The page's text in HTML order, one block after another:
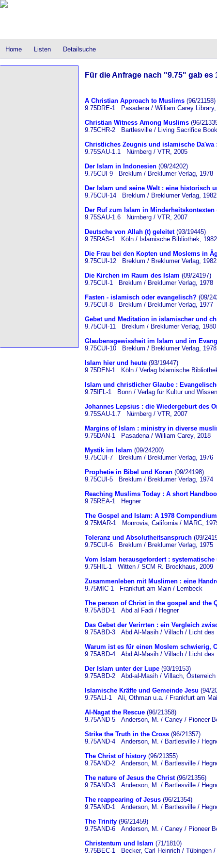
Home Listen Detailsuche
Für die Anfrage nach "9.75" gab es
A Christian Approach to Muslims (96/21158)
9.75DRE-1 Pasadena / William Carey Library,
Christian Witness Among Muslims (96/
9.75CHR-2 Bartlesville / Living Sacrifice
Christliches Zeugnis und islamische
9.75SAU-1.1 Nürnberg / VTR, 2005
Der Islam in Indonesien (09/24202)
9.75CUI-9 Breklum / Breklumer Verlag, 1978
Der Islam und seine Welt : eine historisch
9.75CUI-14 Breklum / Breklumer Verlag, 1982
Der Ruf zum Islam in Minderheitskontexten
9.75SAU-1.6 Nürnberg / VTR, 2007
Deutsche von Allah (t) geleitet(93/19445)
9.75RAS-1 Köln / Islamische Bibliothek, 1982
Die Frau bei den Kopten und Moslems in
9.75CUI-12 Breklum / Breklumer Verlag, 1982
Die Kirchen im Raum des Islam (09/24197)
9.75CUI-1 Breklum / Breklumer Verlag, 1978
Fasten - islamisch oder evangelisch? (09/
9.75CUI-8 Breklum / Breklumer Verlag, 1977
Gebet und Meditation in islamischer und
9.75CUI-11 Breklum / Breklumer Verlag, 1980
Glaubensgewissheit im Islam und im
9.75CUI-10 Breklum / Breklumer Verlag, 1978
Islam hier und heute (93/19447)
9.75DEN-1 Köln / Verlag Islamische
Islam und christlicher Glaube :
9.75IFL-1 Bonn / Verlag für Kultur und
Johannes Lepsius : die Wiedergeburt des
9.75SAU-1.7 Nürnberg / VTR, 2007
Margins of Islam : ministry in diverse
9.75DAN-1 Pasadena / William Carey, 2018
Mystik im Islam (09/24200)
9.75CUI-7 Breklum / Breklumer Verlag, 1976
Prophetie in Bibel und Koran (09/24198)
9.75CUI-5 Breklum / Breklumer Verlag, 1974
Reaching Muslims Today : A short
9.75REA-1 Hegner
The Gospel and Islam: A 1978 Compendium
9.75MAR-1 Monrovia, California / MARC,
Toleranz und Absolutheitsanspruch (09/
9.75CUI-6 Breklum / Breklumer Verlag, 1975
Vom Islam herausgefordert :
9.75HIL-1 Witten / SCM R. Brockhaus, 2009
Zusammenleben mit Muslimen : eine
9.75MIC-1 Frankfurt am Main / Lembeck
The person of Christ in the gospel and the
9.75ABD-1 Abd al Fadi / Hegner
Das Gebet der Verirrten : ein Vergleich
9.75ABD-3 Abd Al-Masih / Villach / Licht des
Warum ist es für einen Moslem schwierig,
9.75ABD-4 Abd Al-Masih / Villach / Licht des
Der Islam unter der Lupe (93/19153)
9.75ABD-2 Abd-al-Masih / Villach,
Islamische Kräfte und Gemeinde Jesu (94/
9.75ALI-1 Ali, Othman u.a. / Frankfurt am
Al-Nagat the Rescue (96/21358)
9.75AND-5 Anderson, M. / Caney / Pioneer
Strike the Truth in the Cross (96/21357)
9.75AND-4 Anderson, M. / Bartlesville /
The Christ of history (96/21355)
9.75AND-2 Anderson, M. / Bartlesville /
The nature of Jesus the Christ(96/21356)
9.75AND-3 Anderson, M. / Bartlesville /
The reappearing of Jesus (96/21354)
9.75AND-1 Anderson, M. / Bartlesville /
The Trinity (96/21459)
9.75AND-6 Anderson, M. / Caney / Pioneer
Christentum und Islam (71/1810)
9.75BEC-1 Becker, Carl Heinrich / Tübingen /